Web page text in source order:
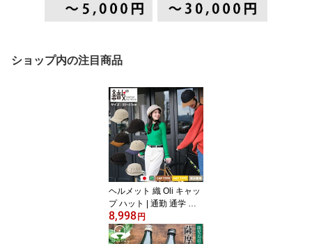
ショップ内の注目商品
ヘルメット 織 Oli キャッ
プ ハット | 通勤 通学 自
転車 安全 おしゃれ 男性
女性 男女兼用 機能性 日
本製 シンプル サイクリ
8,998 円